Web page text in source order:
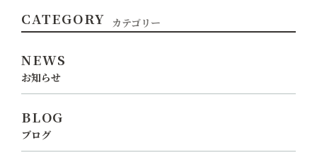
CATEGORY カテゴリー
NEWS
お知らせ
BLOG
ブログ